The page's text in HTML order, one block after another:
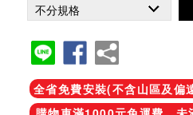
全省免費安裝(不含山區及偏